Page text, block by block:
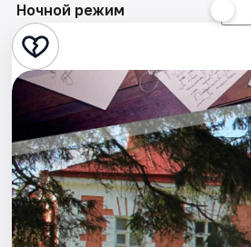
Театр
Стендап
Выставки
Квесты
Экскурсии
Спорт
Ночной режим